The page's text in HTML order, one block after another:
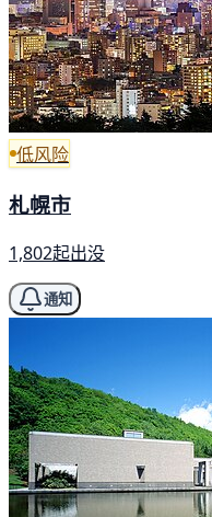
低风险
札幌市
1,802起出没
通知